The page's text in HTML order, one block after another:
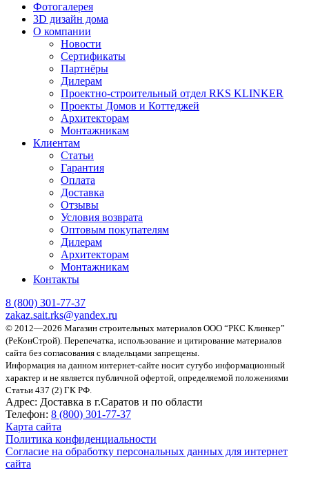
Фотогалерея
3D дизайн дома
О компании
Новости
Сертификаты
Партнёры
Дилерам
Проектно-строительный отдел RKS KLINKER
Проекты Домов и Коттеджей
Архитекторам
Монтажникам
Клиентам
Статьи
Гарантия
Оплата
Доставка
Отзывы
Условия возврата
Оптовым покупателям
Дилерам
Архитекторам
Монтажникам
Контакты
8 (800) 301-77-37
zakaz.sait.rks@yandex.ru
© 2012—2026 Магазин строительных материалов ООО “РКС Клинкер”
(РеКонСтрой). Перепечатка, использование и цитирование материалов
сайта без согласования с владельцами запрещены.
Информация на данном интернет-сайте носит сугубо информационный
характер и не является публичной офертой, определяемой положениями
Статьи 437 (2) ГК РФ.
Адрес: Доставка в г.Саратов и по области
Телефон: 8 (800) 301-77-37
Карта сайта
Политика конфиденциальности
Согласие на обработку персональных данных для интернет
сайта